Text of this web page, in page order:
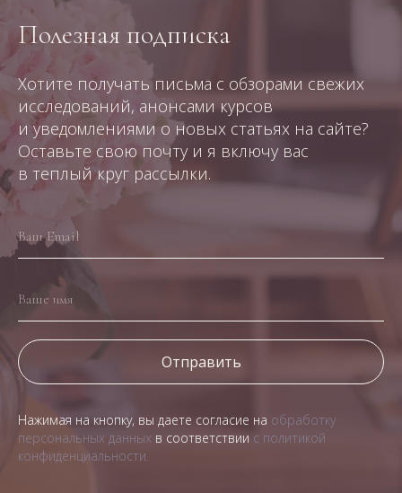
Полезная подписка
Хотите получать письма с обзорами свежих
исследований, анонсами курсов
и уведомлениями о новых статьях на сайте?
Оставьте свою почту и я включу вас
в теплый круг рассылки.
Ваш Email
Ваше имя
Отправить
Нажимая на кнопку, вы даете согласие на обработку
персональных данных в соответствии с политикой
конфиденциальности.